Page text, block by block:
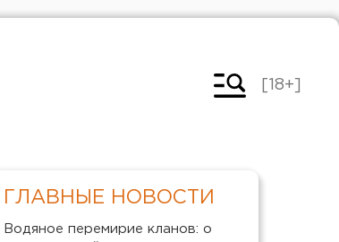
[18+]
ГЛАВНЫЕ НОВОСТИ
Водяное перемирие кланов: о